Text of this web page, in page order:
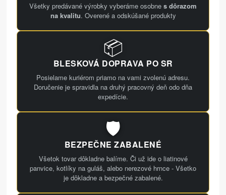
Všetky predávané výrobky vyberáme osobne s dôrazom
na kvalitu. Overené a odskúšané produkty
📦
BLESKOVÁ DOPRAVA PO SR
Posielame kuriérom priamo na vami zvolenú adresu.
Doručenie je spravidla na druhý pracovný deň odo dňa
expedície.
🛡️
BEZPEČNE ZABALENÉ
Všetok tovar dôkladne balíme. Či už ide o liatinové
panvice, kotlíky na guláš, alebo nerezové hrnce - Všetko
je dôkladne a bezpečné zabalené.